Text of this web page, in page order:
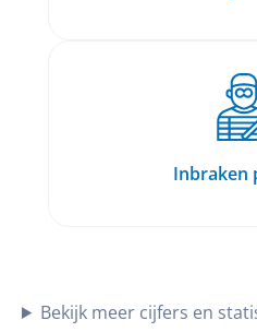
Inbraken
Bekijk meer cijfers en